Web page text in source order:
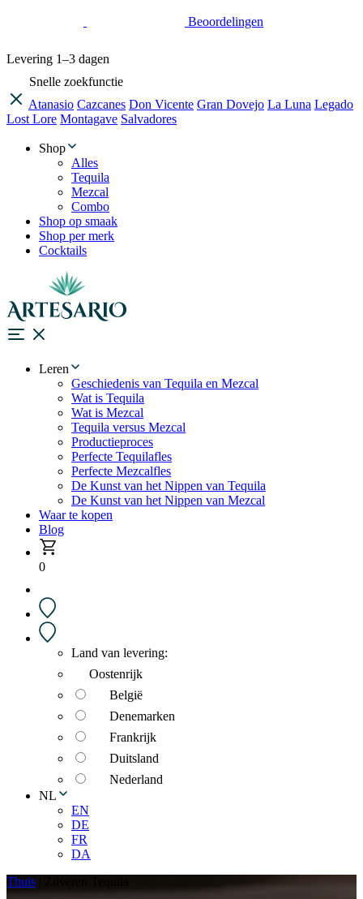
Beoordelingen
Levering 1–3 dagen
Snelle zoekfunctie
Atanasio Cazcanes Don Vicente Gran Dovejo La Luna Legado
Lost Lore Montagave Salvadores
Shop
Alles
Tequila
Mezcal
Combo
Shop op smaak
Shop per merk
Cocktails
Leren
Geschiedenis van Tequila en Mezcal
Wat is Tequila
Wat is Mezcal
Tequila versus Mezcal
Productieproces
Perfecte Tequilafles
Perfecte Mezcalfles
De Kunst van het Nippen van Tequila
De Kunst van het Nippen van Mezcal
Waar te kopen
Blog
0
Land van levering:
Oostenrijk
België
Denemarken
Frankrijk
Duitsland
Nederland
NL
EN
DE
FR
DA
Thuis